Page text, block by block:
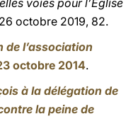
voies pour l’Eglise
octobre 2019, 82.
de l’association
octobre 2014.
à la délégation de
la peine de